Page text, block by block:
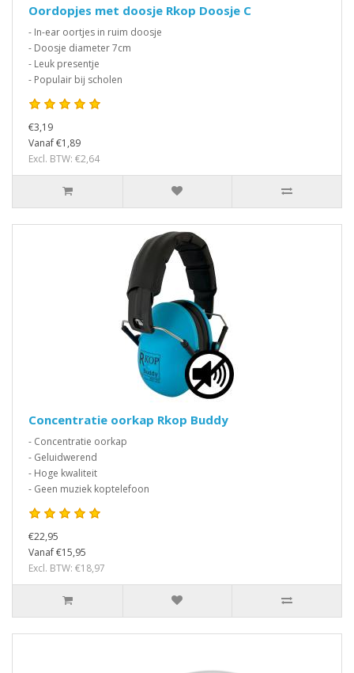
Oordopjes met doosje Rkop Doosje C
- In-ear oortjes in ruim doosje
- Doosje diameter 7cm
- Leuk presentje
- Populair bij scholen
€3,19
Vanaf €1,89
Excl. BTW: €2,64
Concentratie oorkap Rkop Buddy
- Concentratie oorkap
- Geluidwerend
- Hoge kwaliteit
- Geen muziek koptelefoon
€22,95
Vanaf €15,95
Excl. BTW: €18,97